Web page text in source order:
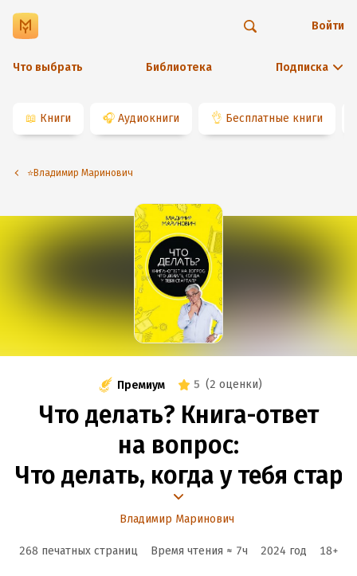
Что выбрать Библиотека Подписка
Войти
📖 Книги 🎧 Аудиокниги 👌 Бесплатные книги
⭐️Владимир Маринович
Премиум 5 (2 оценки)
Что делать? Книга-ответ
на вопрос:
Что делать, когда у тебя
Владимир Маринович
268 печатных страниц Время чтения ≈ 7ч 2024 год 18+